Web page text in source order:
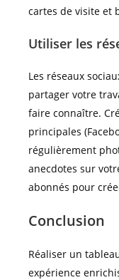
cartes de visite et
Utiliser les
Les réseaux
partager votre
faire connaître.
principales
régulièrement
anecdotes sur
abonnés pour
Conclusion
Réaliser un
expérience